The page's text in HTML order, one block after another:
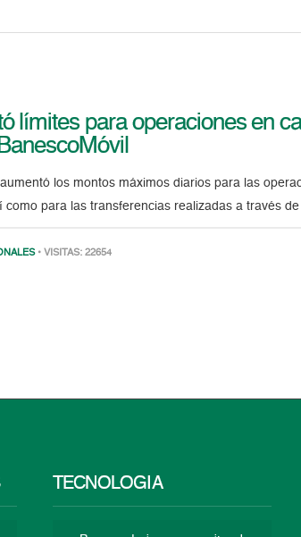
límites para operaciones en
los montos máximos diarios para las
como para las transferencias realizadas a través
• VISITAS: 22654
TECNOLOGÍA